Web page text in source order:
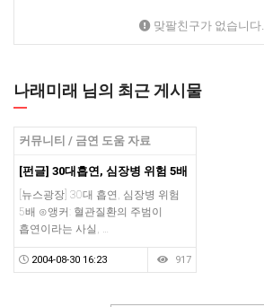
맞팔친구가 없습니다.
나래미래 님의 최근 게시물
커뮤니티 / 금연 도움 자료
[펀글] 30대흡연, 심장병 위험 5배
[뉴스광장] 30대 흡연, 심장병 위험
5배 ⊙앵커: 혈관질환의 주범이
흡연이라는 사실, …
2004-08-30 16:23 917